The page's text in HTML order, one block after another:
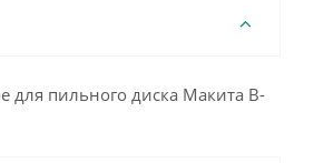
для пильного диска Макита B-